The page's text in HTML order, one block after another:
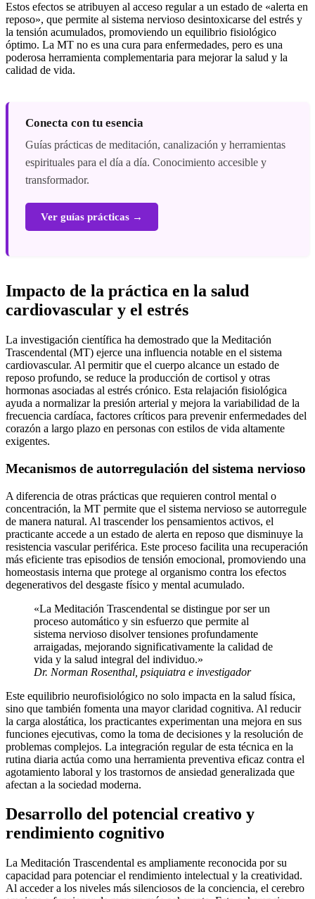
Estos efectos se atribuyen al acceso regular a un estado de «alerta en
reposo», que permite al sistema nervioso desintoxicarse del estrés y
la tensión acumulados, promoviendo un equilibrio fisiológico
óptimo. La MT no es una cura para enfermedades, pero es una
poderosa herramienta complementaria para mejorar la salud y la
calidad de vida.
Conecta con tu esencia
Guías prácticas de meditación, canalización y herramientas
espirituales para el día a día. Conocimiento accesible y
transformador.
Ver guías prácticas →
Impacto de la práctica en la salud
cardiovascular y el estrés
La investigación científica ha demostrado que la Meditación
Trascendental (MT) ejerce una influencia notable en el sistema
cardiovascular. Al permitir que el cuerpo alcance un estado de
reposo profundo, se reduce la producción de cortisol y otras
hormonas asociadas al estrés crónico. Esta relajación fisiológica
ayuda a normalizar la presión arterial y mejora la variabilidad de la
frecuencia cardíaca, factores críticos para prevenir enfermedades del
corazón a largo plazo en personas con estilos de vida altamente
exigentes.
Mecanismos de autorregulación del sistema nervioso
A diferencia de otras prácticas que requieren control mental o
concentración, la MT permite que el sistema nervioso se autorregule
de manera natural. Al trascender los pensamientos activos, el
practicante accede a un estado de alerta en reposo que disminuye la
resistencia vascular periférica. Este proceso facilita una recuperación
más eficiente tras episodios de tensión emocional, promoviendo una
homeostasis interna que protege al organismo contra los efectos
degenerativos del desgaste físico y mental acumulado.
«La Meditación Trascendental se distingue por ser un
proceso automático y sin esfuerzo que permite al
sistema nervioso disolver tensiones profundamente
arraigadas, mejorando significativamente la calidad de
vida y la salud integral del individuo.»
Dr. Norman Rosenthal, psiquiatra e investigador
Este equilibrio neurofisiológico no solo impacta en la salud física,
sino que también fomenta una mayor claridad cognitiva. Al reducir
la carga alostática, los practicantes experimentan una mejora en sus
funciones ejecutivas, como la toma de decisiones y la resolución de
problemas complejos. La integración regular de esta técnica en la
rutina diaria actúa como una herramienta preventiva eficaz contra el
agotamiento laboral y los trastornos de ansiedad generalizada que
afectan a la sociedad moderna.
Desarrollo del potencial creativo y
rendimiento cognitivo
La Meditación Trascendental es ampliamente reconocida por su
capacidad para potenciar el rendimiento intelectual y la creatividad.
Al acceder a los niveles más silenciosos de la conciencia, el cerebro